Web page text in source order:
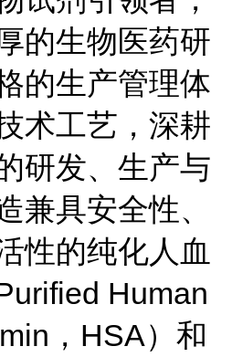
的生物医药研
的生产管理体
术工艺，深耕
研发、生产与
兼具安全性、
性的纯化人血
Human
，HSA）和